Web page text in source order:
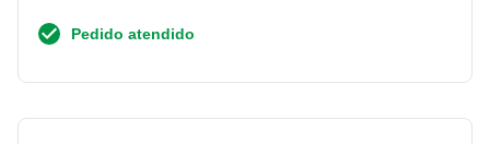
Pedido atendido